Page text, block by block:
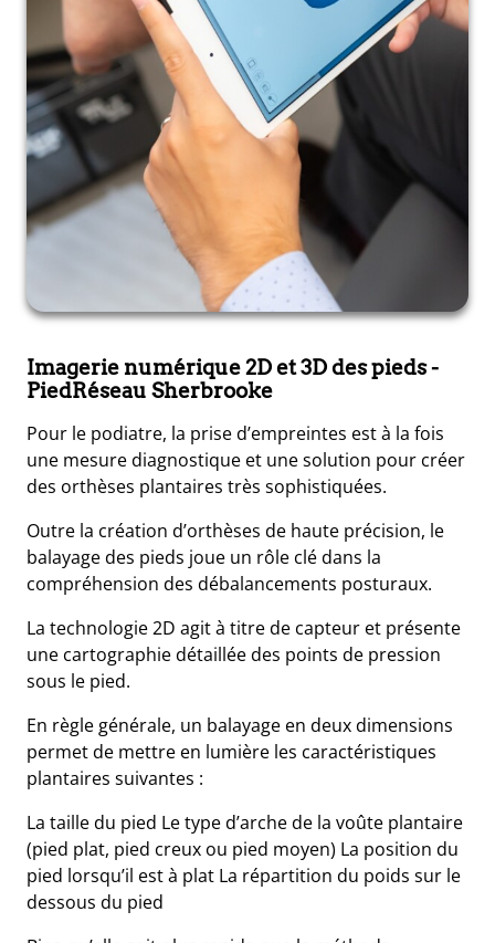
Imagerie numérique 2D et 3D des pieds-
PiedRéseau Sherbrooke
Pour le podiatre, la prise d’empreintes est à la fois
une mesure diagnostique et une solution pour créer
des orthèses plantaires très sophistiquées.
Outre la création d’orthèses de haute précision, le
balayage des pieds joue un rôle clé dans la
compréhension des débalancements posturaux.
La technologie 2D agit à titre de capteur et présente
une cartographie détaillée des points de pression
sous le pied.
En règle générale, un balayage en deux dimensions
permet de mettre en lumière les caractéristiques
plantaires suivantes :
La taille du pied Le type d’arche de la voûte plantaire
(pied plat, pied creux ou pied moyen) La position du
pied lorsqu’il est à plat La répartition du poids sur le
dessous du pied